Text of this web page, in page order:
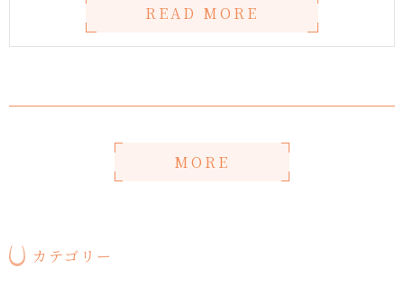
READ MORE
MORE
カテゴリー